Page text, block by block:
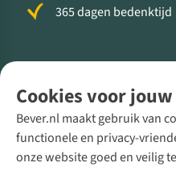
Cookies voor
Bever.nl maakt gebruik van
functionele en privacy-
onze website goed en veilig
365 dagen bedenktijd
Direct advies van een